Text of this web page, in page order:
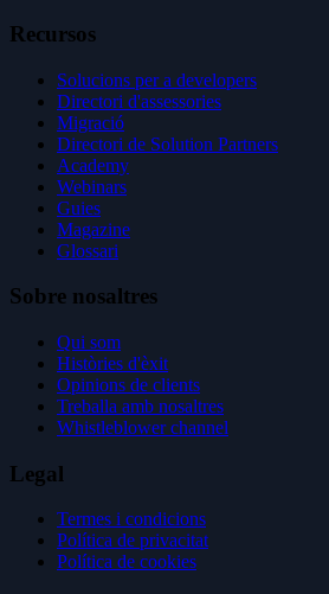
Recursos
Solucions per a developers
Directori d'assessories
Migració
Directori de Solution Partners
Academy
Webinars
Guies
Magazine
Glossari
Sobre nosaltres
Qui som
Històries d'èxit
Opinions de clients
Treballa amb nosaltres
Whistleblower channel
Legal
Termes i condicions
Política de privacitat
Política de cookies